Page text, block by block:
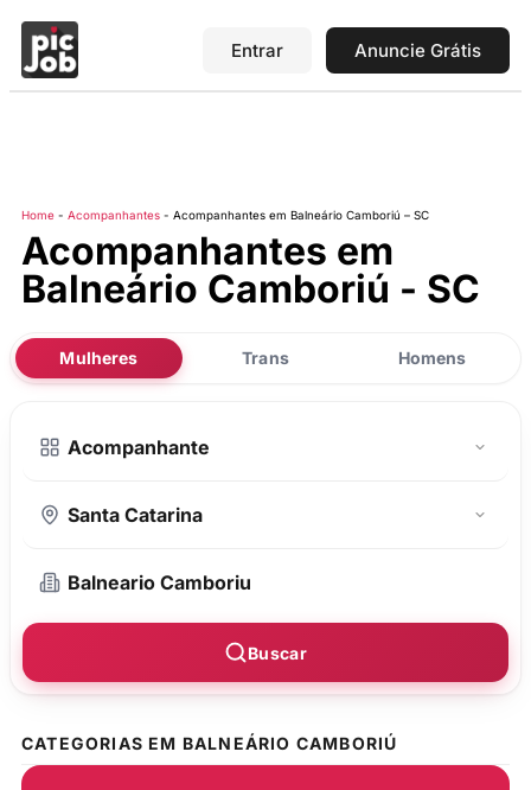
Entrar Anuncie Grátis
Home - Acompanhantes - Acompanhantes em Balneário Camboriú – SC
Acompanhantes em
Balneário Camboriú - SC
Mulheres Trans Homens
Buscar
CATEGORIAS EM BALNEÁRIO CAMBORIÚ